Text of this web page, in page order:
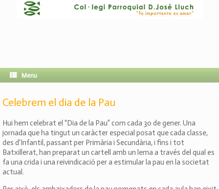
Menu
Celebrem el dia de la Pau
Hui hem celebrat el “Dia de la Pau” com cada 30 de gener. Una
jornada que ha tingut un caràcter especial posat que cada classe,
des d’Infantil, passant per Primària i Secundària, i fins i tot
Batxillerat, han preparat un cartell amb un lema a través del qual es
fa una crida i una reivindicació per a estimular la pau en la societat
actual.